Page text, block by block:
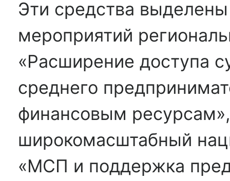
Эти средства
мероприятий
«Расширение доступа
среднего
финансовым
широкомасштабный
«МСП и поддержка